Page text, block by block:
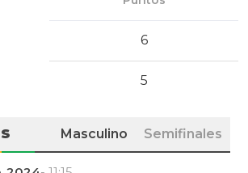
6
5
Masculino Semifinales